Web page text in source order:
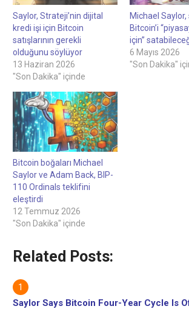
Saylor, Strateji’nin dijital
kredi işi için Bitcoin
satışlarının gerekli
olduğunu söylüyor
13 Haziran 2026
"Son Dakika" içinde
Michael
Bitcoin’i
için”
6 Mayıs 2026
"Son Dakika"
Bitcoin boğaları Michael
Saylor ve Adam Back, BIP-
110 Ordinals teklifini
eleştirdi
12 Temmuz 2026
"Son Dakika" içinde
Related Posts:
Saylor Says Bitcoin Four-Year Cycle Is